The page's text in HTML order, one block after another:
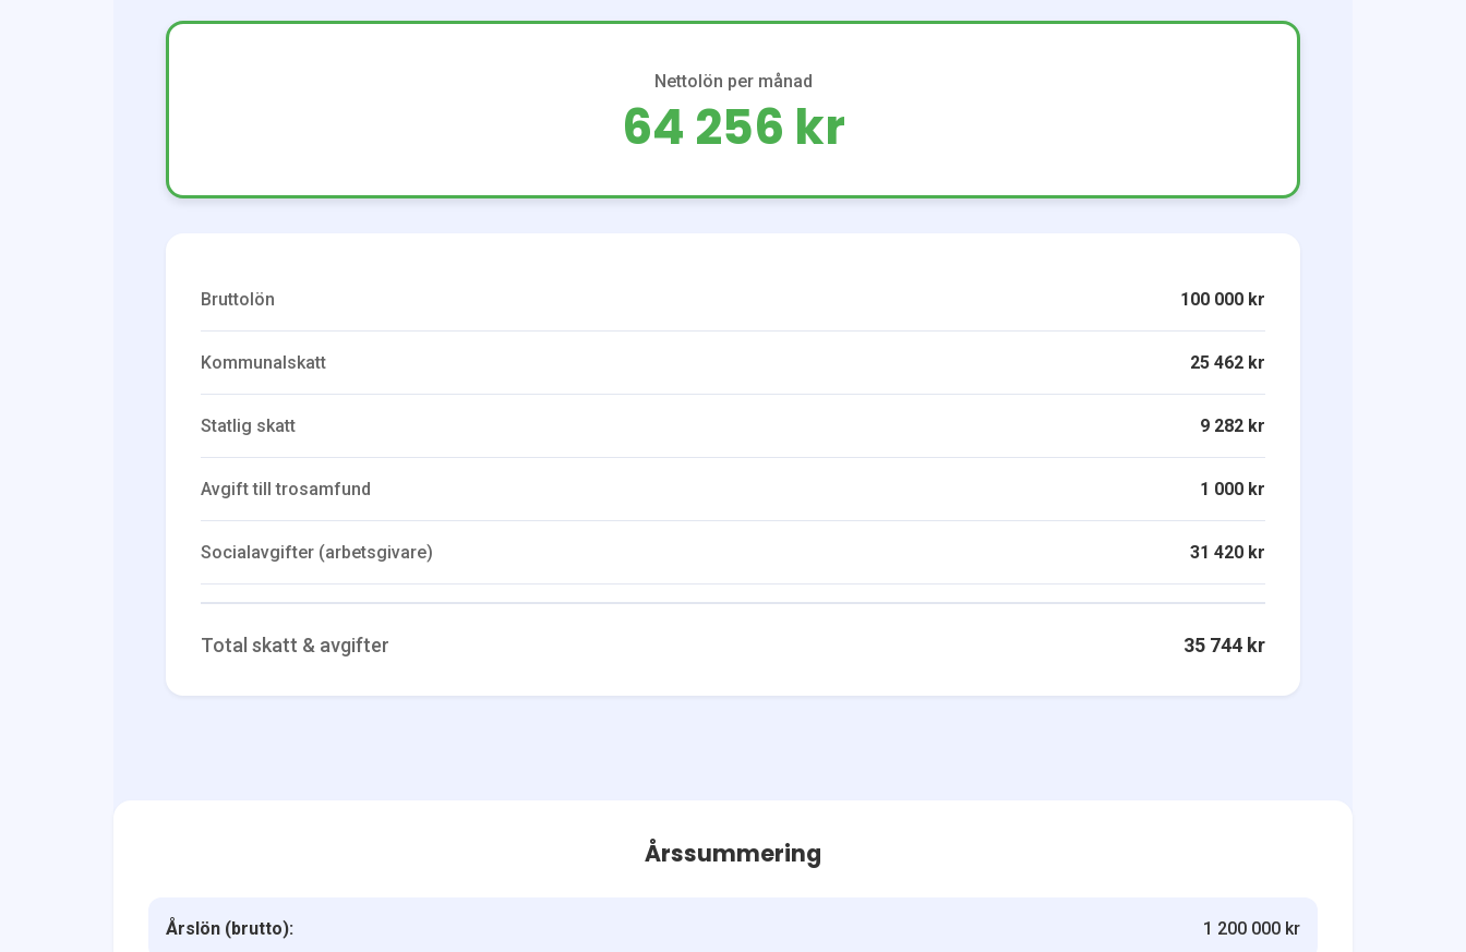
Nettolön per månad
64 256 kr
Bruttolön 100 000 kr
Kommunalskatt 25 462 kr
Statlig skatt 9 282 kr
Avgift till trosamfund 1 000 kr
Socialavgifter (arbetsgivare) 31 420 kr
Total skatt & avgifter 35 744 kr
Årssummering
Årslön (brutto): 1 200 000 kr